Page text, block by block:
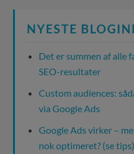
NYESTE
Det er summen af alle
SEO-resultater
Custom audiences:
via Google Ads
Google Ads virker –
nok optimeret? (se tips)